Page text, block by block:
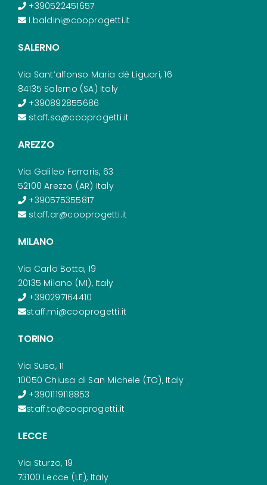
+390522451657
l.baldini@cooprogetti.it
SALERNO
Via Sant’alfonso Maria dè Liguori, 16
84135 Salerno (SA) Italy
+390892855686
staff.sa@cooprogetti.it
AREZZO
Via Galileo Ferraris, 63
52100 Arezzo (AR) Italy
+390575355817
staff.ar@cooprogetti.it
MILANO
Via Carlo Botta, 19
20135 Milano (MI), Italy
+390297164410
staff.mi@cooprogetti.it
TORINO
Via Susa, 11
10050 Chiusa di San Michele (TO), Italy
+3901119118853
staff.to@cooprogetti.it
LECCE
Via Sturzo, 19
73100 Lecce (LE), Italy